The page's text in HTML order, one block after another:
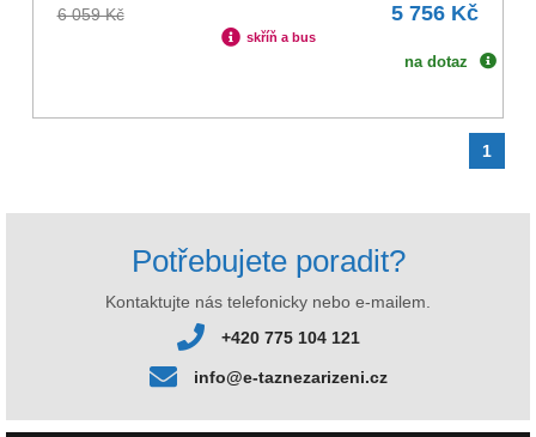
6 059 Kč 5 756 Kč
skříň a bus
na dotaz
1
Potřebujete poradit?
Kontaktujte nás telefonicky nebo e-mailem.
+420 775 104 121
info@e-taznezarizeni.cz